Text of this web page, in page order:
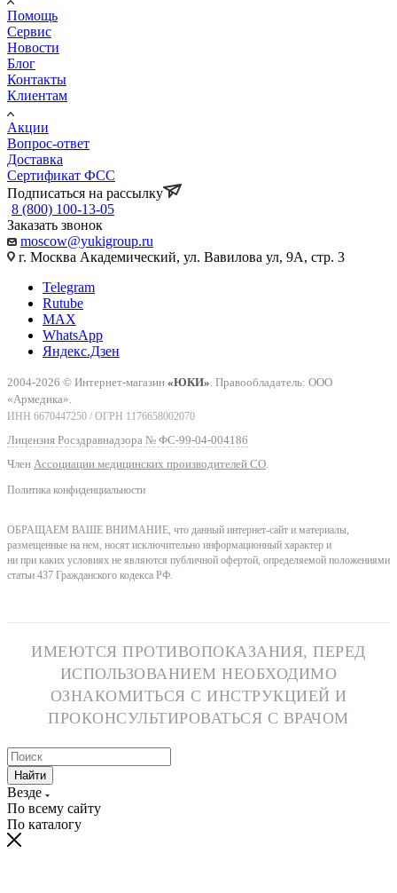
Помощь
Сервис
Новости
Блог
Контакты
Клиентам
Акции
Вопрос-ответ
Доставка
Сертификат ФСС
Подписаться на рассылку
8 (800) 100-13-05
Заказать звонок
moscow@yukigroup.ru
г. Москва Академический, ул. Вавилова ул, 9А, стр. 3
Telegram
Rutube
MAX
WhatsApp
Яндекс.Дзен
2004-2026 © Интернет-магазин «ЮКИ» . Правообладатель: ООО
«Армедика».
ИНН 6670447250 / ОГРН 1176658002070
Лицензия Росздравнадзора № ФС-99-04-004186
Член Ассоциации медицинских производителей СО
Политика конфиденциальности
ОБРАЩАЕМ ВАШЕ ВНИМАНИЕ, что данный интернет-сайт и материалы,
размещенные на нем, носят исключительно информационный характер и
ни при каких условиях не являются публичной офертой, определяемой положениями
статьи 437 Гражданского кодекса РФ.
ИМЕЮТСЯ ПРОТИВОПОКАЗАНИЯ, ПЕРЕД
ИСПОЛЬЗОВАНИЕМ НЕОБХОДИМО
ОЗНАКОМИТЬСЯ С ИНСТРУКЦИЕЙ И
ПРОКОНСУЛЬТИРОВАТЬСЯ С ВРАЧОМ
Найти
Везде
По всему сайту
По каталогу